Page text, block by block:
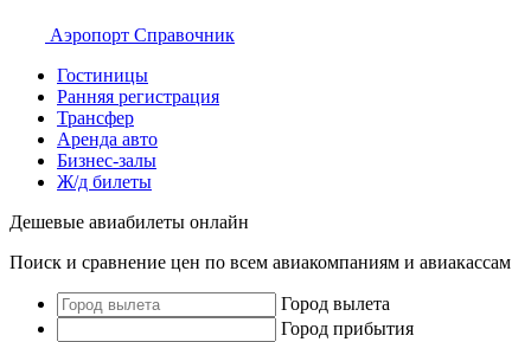
Аэропорт Справочник
Гостиницы
Ранняя регистрация
Трансфер
Аренда авто
Бизнес-залы
Ж/д билеты
Дешевые авиабилеты онлайн
Поиск и сравнение цен по всем авиакомпаниям и авиакассам
Город вылета
Город прибытия